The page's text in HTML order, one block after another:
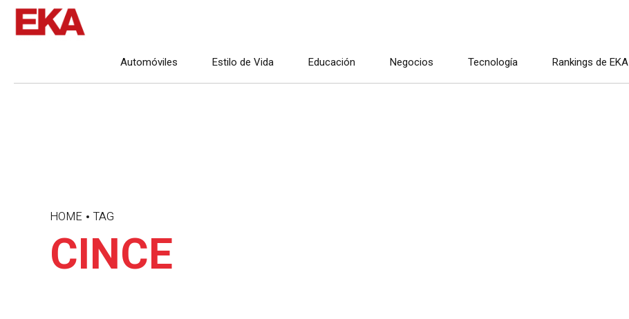
Automóviles Estilo de Vida Educación Negocios Tecnología Rankings de EKA
HOME TAG
CINCE